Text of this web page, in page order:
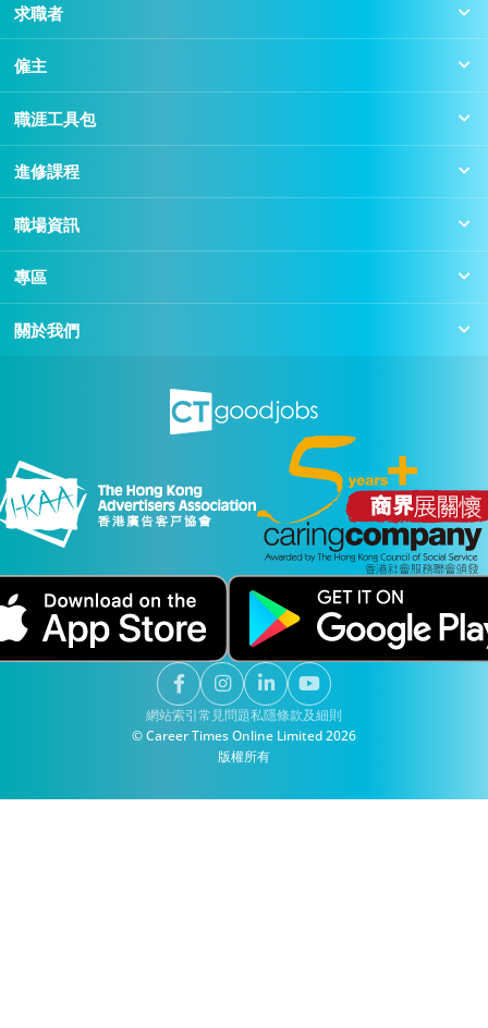
求職者
僱主
職涯工具包
進修課程
職場資訊
專區
關於我們
© Career Times Online Limited 2026
版權所有
網站索引常見問題私隱條款及細則